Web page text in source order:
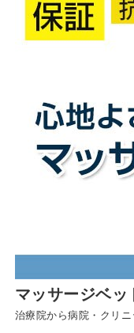
マッサージベッ
治療院から病院・クリ